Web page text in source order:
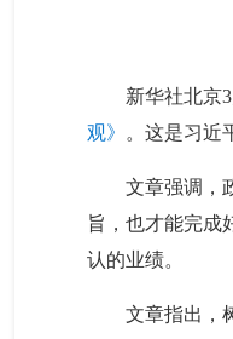
新华社北京
观》
。这是习近
文章强调，
旨，也才能完成
认的业绩。
文章指出，